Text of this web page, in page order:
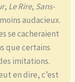
, LeRire, Sans-
audacieux.
se cacheraient
que certains
imitations.
en dire, c’est